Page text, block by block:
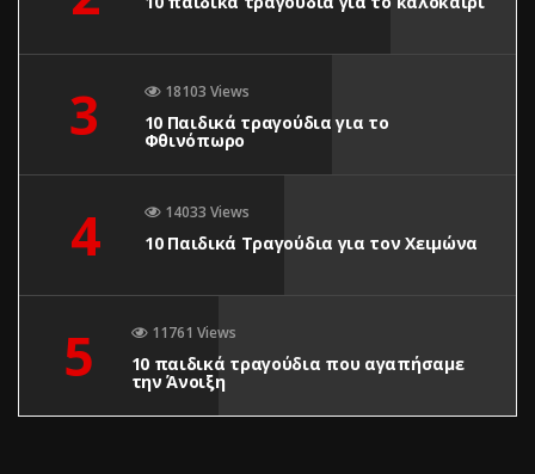
3 18103 Views
10 Παιδικά τραγούδια για το
Φθινόπωρο
4 14033 Views
10 Παιδικά Τραγούδια για τον Χειμώνα
5 11761 Views
10 παιδικά τραγούδια που αγαπήσαμε
την Άνοιξη